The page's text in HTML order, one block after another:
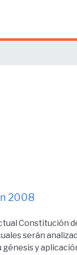
2008
Constitución
serán
y